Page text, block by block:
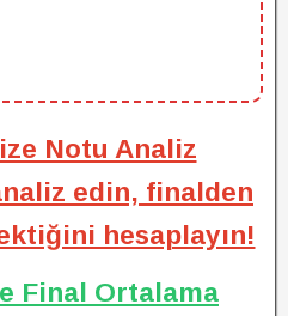
Notu Analiz
edin, finalden
hesaplayın!
Final Ortalama